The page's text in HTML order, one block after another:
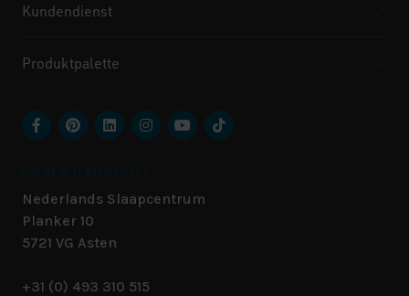
Kundendienst
Produktpalette
Nederlands Slaapcentrum
Planker 10
5721 VG Asten
+31 (0) 493 310 515